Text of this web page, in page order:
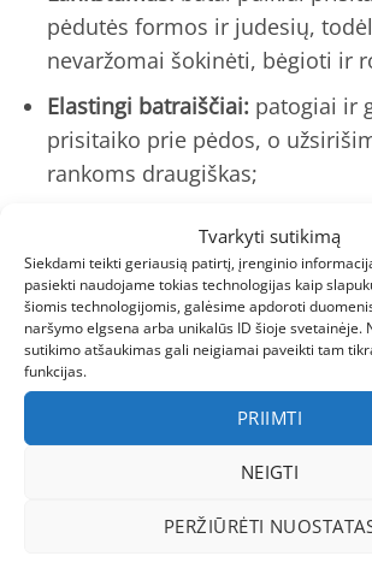
Tvarkyti sutikimą
Siekdami teikti geriausią patirtį, įrenginio
pasiekti naudojame tokias technologijas kaip
šiomis technologijomis, galėsime apdoroti
naršymo elgsena arba unikalūs ID šioje svetainėje.
sutikimo atšaukimas gali neigiamai paveikti tam
funkcijas.
PRIIMTI
NEIGTI
PERŽIŪRĖTI
pėdutės formos ir judesių,
nevaržomai šokinėti, bėgioti ir
Elastingi batraiščiai: patogiai ir
prisitaiko prie pėdos, o
rankoms draugiškas;
atitinka aukštus ortopedinius
yra saugūs vaikų pėdoms;
Patraukli mėlyna spalva:
įvairių drabužių, o kartu atrodo
Kokybė ir patikimumas
REIMA – vardas, kuris daugeliui